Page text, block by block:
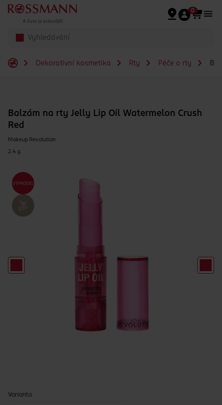
Přeskočit na hlavmní obsah
0
Dekorativní kosmetika Rty Péče o rty
Balzám na rty Jelly Lip Oil Watermelon Crush
Red
Makeup Revolution
2.4 g
Varianta